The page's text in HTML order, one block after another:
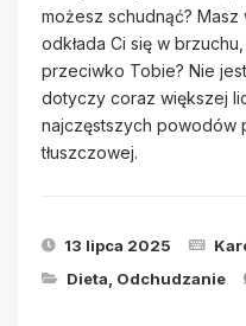
możesz schudnąć?
odkłada Ci się w
przeciwko Tobie? Nie
dotyczy coraz większej
najczęstszych powodów
tłuszczowej.
13 lipca 2025
Dieta Odchudzanie